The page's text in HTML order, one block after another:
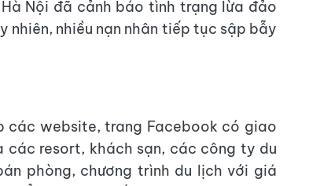
Nội đã cảnh báo tình trạng lừa đảo
nhiên, nhiều nạn nhân tiếp tục sập bẫy
các website, trang Facebook có giao
resort, khách sạn, các công ty du
phòng, chương trình du lịch với giá